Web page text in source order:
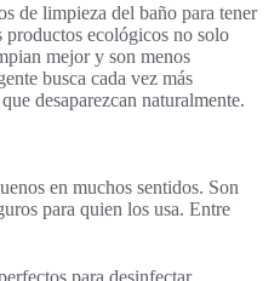
de limpieza del baño para tener
ecológicos no solo
mejor y son menos
busca cada vez más
desaparezcan naturalmente.
en muchos sentidos. Son
para quien los usa. Entre
perfectos para desinfectar.